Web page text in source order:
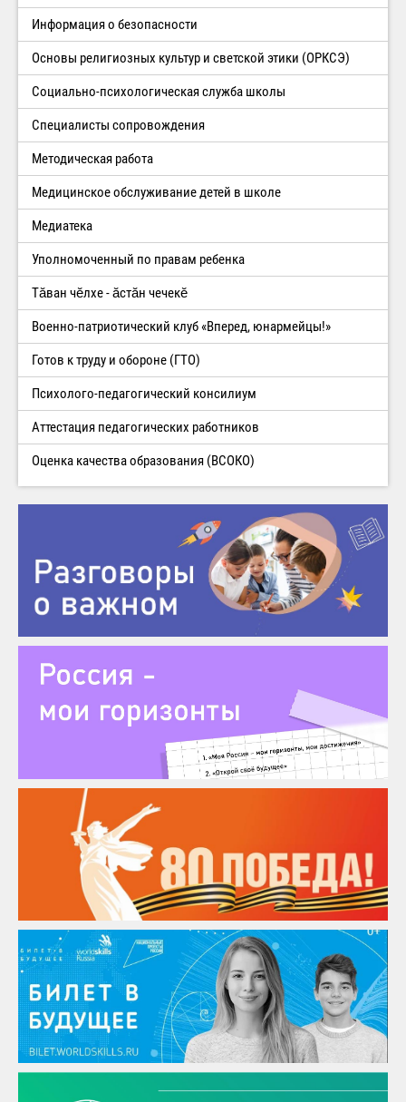
Информация о безопасности
Основы религиозных культур и светской этики (ОРКСЭ)
Социально-психологическая служба школы
Специалисты сопровождения
Методическая работа
Медицинское обслуживание детей в школе
Медиатека
Уполномоченный по правам ребенка
Тăван чĕлхе - ăстăн чечекĕ
Военно-патриотический клуб «Вперед, юнармейцы!»
Готов к труду и обороне (ГТО)
Психолого-педагогический консилиум
Аттестация педагогических работников
Оценка качества образования (ВСОКО)